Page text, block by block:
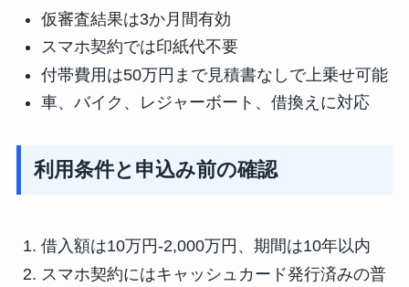
仮審査結果は3か月間有効
スマホ契約では印紙代不要
付帯費用は50万円まで見積書なしで上乗せ可能
車、バイク、レジャーボート、借換えに対応
利用条件と申込み前の確認
借入額は10万円-2,000万円、期間は10年以内
スマホ契約にはキャッシュカード発行済みの普